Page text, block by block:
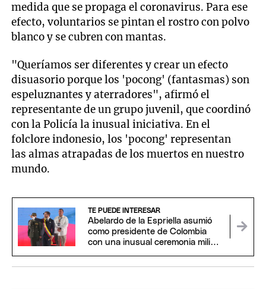
medida que se propaga el coronavirus. Para ese
efecto, voluntarios se pintan el rostro con polvo
blanco y se cubren con mantas.
"Queríamos ser diferentes y crear un efecto
disuasorio porque los 'pocong' (fantasmas) son
espeluznantes y aterradores", afirmó el
representante de un grupo juvenil, que coordinó
con la Policía la inusual iniciativa. En el
folclore indonesio, los 'pocong' representan
las almas atrapadas de los muertos en nuestro
mundo.
TE PUEDE INTERESAR
Abelardo de la Espriella asumió
como presidente de Colombia
con una inusual ceremonia militar